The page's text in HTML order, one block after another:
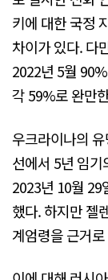
키에 대한 국정
차이가 있다. 다
2022년 5월
각 59%로 완만
우크라이나의
선에서 5년 임
2023년 10월 29
했다. 하지만 젤
계엄령을 근거